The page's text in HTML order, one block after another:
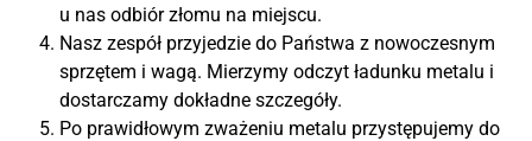
u nas odbiór złomu na miejscu.
Nasz zespół przyjedzie do Państwa z nowoczesnym
sprzętem i wagą. Mierzymy odczyt ładunku metalu i
dostarczamy dokładne szczegóły.
Po prawidłowym zważeniu metalu przystępujemy do